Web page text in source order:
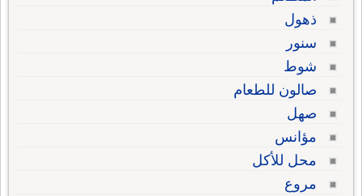
ذهول
سنور
شوط
صالون للطعام
صهل
مؤانس
محل للأكل
مروع